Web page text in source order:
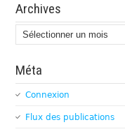
Archives
Archives
Méta
Connexion
Flux des publications